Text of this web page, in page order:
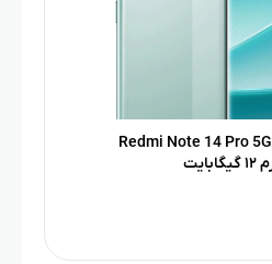
گوشی موبایل شیائومی Redmi Note 14 Pro 5G